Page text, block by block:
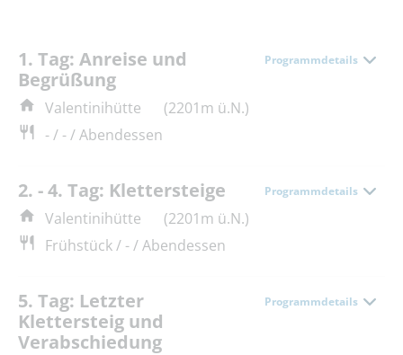
1. Tag: Anreise und
Begrüßung
Programmdetails
Valentinihütte
(2201m ü.N.)
- / - / Abendessen
2. - 4. Tag: Klettersteige Programmdetails
Valentinihütte
(2201m ü.N.)
Frühstück / - / Abendessen
5. Tag: Letzter
Klettersteig und
Verabschiedung
Programmdetails